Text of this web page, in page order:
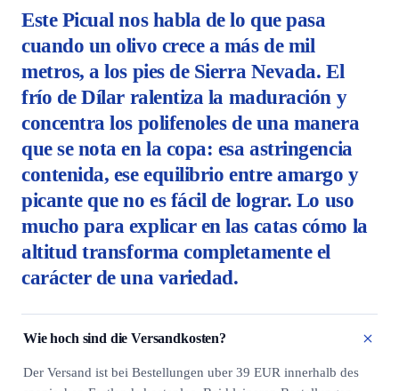
Este Picual nos habla de lo que pasa
cuando un olivo crece a más de mil
metros, a los pies de Sierra Nevada. El
frío de Dílar ralentiza la maduración y
concentra los polifenoles de una manera
que se nota en la copa: esa astringencia
contenida, ese equilibrio entre amargo y
picante que no es fácil de lograr. Lo uso
mucho para explicar en las catas cómo la
altitud transforma completamente el
carácter de una variedad.
Wie hoch sind die Versandkosten?
Der Versand ist bei Bestellungen uber 39 EUR innerhalb des